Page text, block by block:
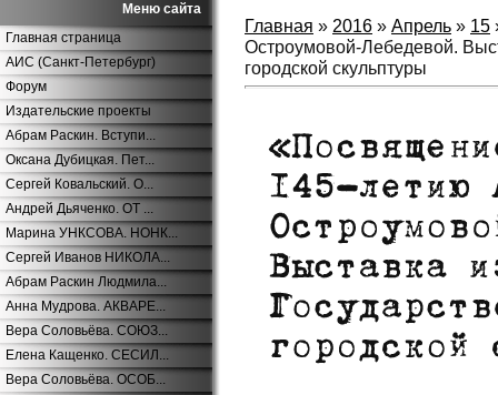
Меню сайта
Главная страница
АИС (Санкт-Петербург)
Форум
Издательские проекты
Абрам Раскин. Вступи...
Оксана Дубицкая. Пет...
Сергей Ковальский. О...
Андрей Дьяченко. ОТ ...
Марина УНКСОВА. НОНК...
Сергей Иванов НИКОЛА...
Абрам Раскин Людмила...
Анна Мудрова. АКВАРЕ...
Вера Соловьёва. СОЮЗ...
Елена Кащенко. СЕСИЛ...
Вера Соловьёва. ОСОБ...
Главная » 2016 » Апрель » 15
Остроумовой-Лебедевой.
городской скульптуры